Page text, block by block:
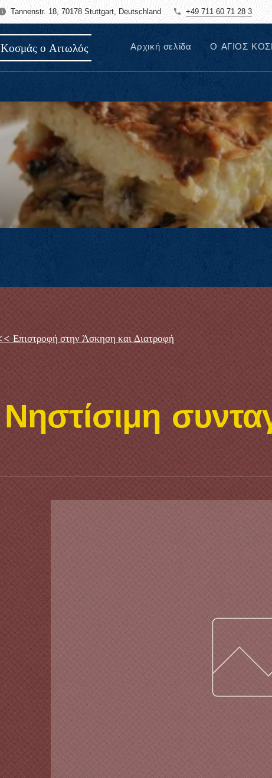
Tannenstr. 18, 70178 Stuttgart, Deutschland +49 711 60 71 28 3
ο Αιτωλός Αρχική σελίδα Ο ΑΓΙΟΣ
Επιστροφή στην Άσκηση και Διατροφή
Νηστίσιμη